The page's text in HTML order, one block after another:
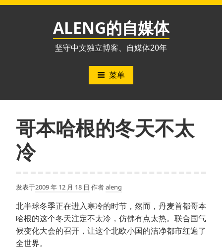
跳
ALENG的自媒体
坚守中文独立博客、自媒体20年
菜单
哥本哈根的冬天不太
冷
发表于2009 年 12 月 18 日 作者aleng
北半球冬季正在进入寒冷的时节，然而，丹麦首都哥本
哈根的这个冬天注定不太冷，仿佛有点太热。联合国气
候变化大会的召开，让这个北欧小国的洁净都市红遍了
全世界。